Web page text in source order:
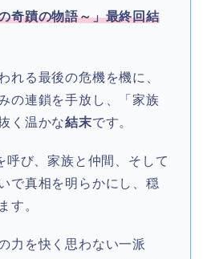
奇蹟の物語～」最終回結
れる最後の危機を機に、
の連鎖を手放し、「家族
く温かな結末です。
呼び、家族と仲間、そして
で真相を明らかにし、穏
す。
力を快く思わない一派